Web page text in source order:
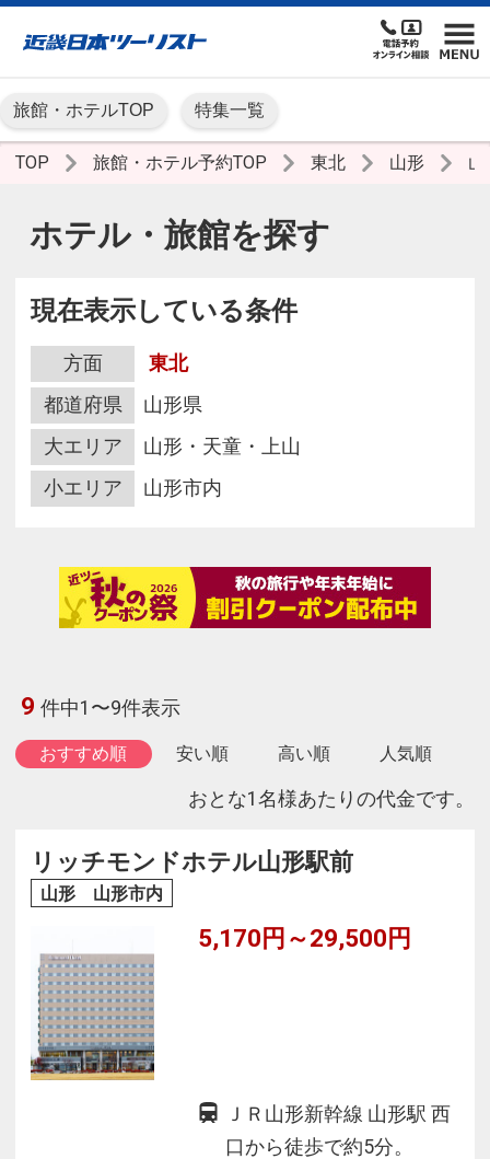
旅館・ホテルTOP 特集一覧
TOP 旅館・ホテル予約TOP 東北 山形
ホテル・旅館を探す
現在表示している条件
方面
東北
都道府県
山形県
大エリア
山形・天童・上山
小エリア
山形市内
9 件中1〜9件表示
おすすめ順 安い順 高い順 人気順
おとな1名様あたりの代金です。
リッチモンドホテル山形駅前
山形 山形市内
5,170円～29,500円
ＪＲ山形新幹線 山形駅 西
口から徒歩で約5分。